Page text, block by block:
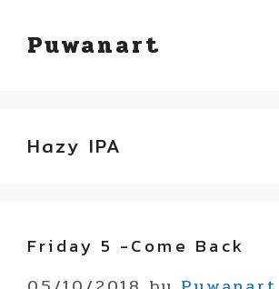
Puwanart
Hazy IPA
Friday 5 -Come Back